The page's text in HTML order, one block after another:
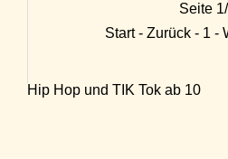
Seite
Start - Zurück - 1 -
Hip Hop und TIK Tok ab 10